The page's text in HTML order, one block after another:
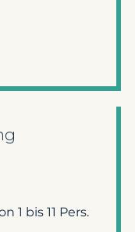
1 bis 11 Pers.